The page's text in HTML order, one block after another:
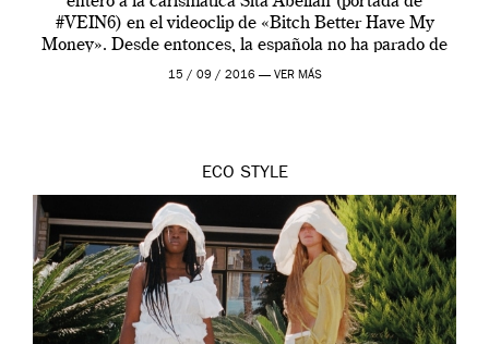
#VEIN6) en el videoclip de «Bitch Better Have My
Money». Desde entonces, la española no ha parado de
crecer internacionalmente y […]
15 / 09 / 2016 — VER MÁS
ECO STYLE